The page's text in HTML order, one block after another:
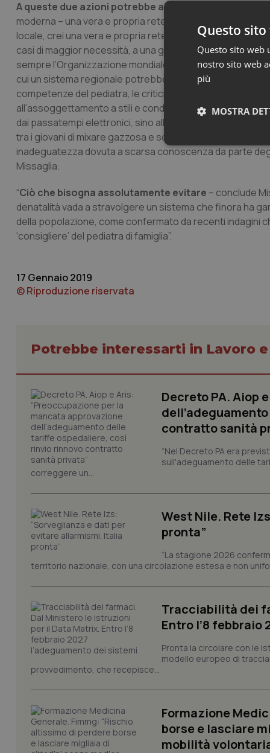
A queste due azioni potrebbe associarsi
moderna – una vera e propria rete della presa in carico
locale, crei una vera e propria rete tra pediatri di
casi di maggior necessità, a una gestione integrata del
sempre l’Organizzazione mondiale della sanità ricorda.
cui un sistema regionale potrebbe ricorrere per attuarla.
competenze del pediatra, le criticità sempre più
all’assoggettamento a stili e condizioni di vita
dai passatempi elettronici, sino all’abuso di alcol e
tra i giovani di mixare gazzosa e sciroppo per la tosse,
inadeguatezza dovuta a scarsa conoscenza da parte
Missaglia.
“Ciò che bisogna assolutamente evitare – conclude
denatalità vada a stravolgere un sistema che finora ha
della popolazione, come confermato da recenti indagini
‘consigliere’ del pediatra di famiglia”.
17 Gennaio 2019
© Riproduzione riservata
Potrebbe interessarti in Lavoro
Decreto PA. Aiop
contratto sanità
“Nel Decreto PA era
sull'adeguamento delle
correggere un...
West Nile. Rete
pronta”
“La stagione 2026
territorio nazionale, con una circolazione estesa e non
Tracciabilità dei
Entro l’8 febbraio
Pronta la circolare con le
modello europeo di
provvedimento, che recepisce...
Formazione
borse e lasciare
mobilità
Questo
Questo sito web
nostro sito web
più
MOSTRA
tracking-sites-
tracking-enable
session-id
PHPSESSID